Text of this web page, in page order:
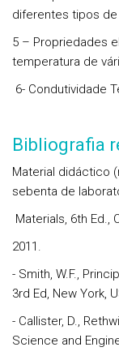
diferentes tipos
5 – Propriedades
temperatura de
6- Condutividade
Bibliografia
Material didáctico
sebenta de
Materials, 6th Ed.,
2011.
- Smith, W.F.,
3rd Ed, New York,
- Callister, D.,
Science and